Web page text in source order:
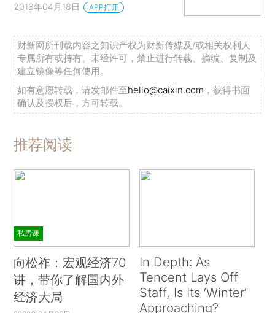
2018年04月18日 APP打开
财新网所刊载内容之知识产权为财新传媒及/或相关权利人
专属所有或持有。未经许可，禁止进行转载、摘编、复制及
建立镜像等任何使用。
如有意愿转载，请发邮件至hello@caixin.com ，获得书面
确认及授权后，方可转载。
推荐阅读
私房课
向松祚：宏观经济70
讲，带你了解国内外
经济大局
In Depth: As
Tencent Lays Off
Staff, Is Its ‘Winter’
Approaching?